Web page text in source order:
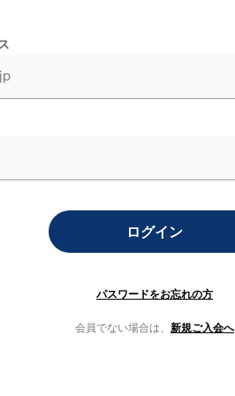
ログイン
パスワードをお忘れの方
会員でない場合は、 新規ご入会へ